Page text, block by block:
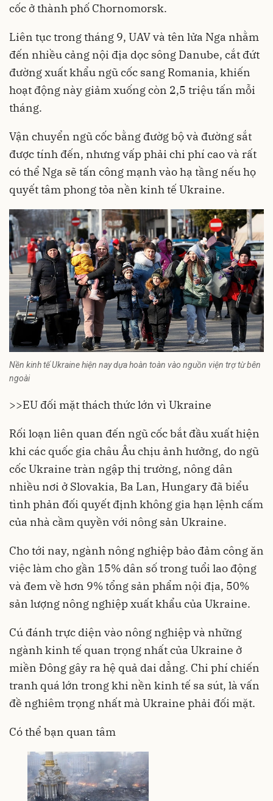
cốc ở thành phố Chornomorsk.
Liên tục trong tháng 9, UAV và tên lửa Nga nhằm
đến nhiều cảng nội địa dọc sông Danube, cắt đứt
đường xuất khẩu ngũ cốc sang Romania, khiến
hoạt động này giảm xuống còn 2,5 triệu tấn mỗi
tháng.
Vận chuyển ngũ cốc bằng đườg bộ và đường sắt
được tính đến, nhưng vấp phải chi phí cao và rất
có thể Nga sẽ tấn công mạnh vào hạ tầng nếu họ
quyết tâm phong tỏa nền kinh tế Ukraine.
Nền kinh tế Ukraine hiện nay dựa hoàn toàn vào nguồn viện trợ từ bên
ngoài
>>EU đối mặt thách thức lớn vì Ukraine
Rối loạn liên quan đến ngũ cốc bắt đầu xuất hiện
khi các quốc gia châu Âu chịu ảnh hưởng, do ngũ
cốc Ukraine tràn ngập thị trường, nông dân
nhiều nơi ở Slovakia, Ba Lan, Hungary đã biểu
tình phản đối quyết định không gia hạn lệnh cấm
của nhà cầm quyền với nông sản Ukraine.
Cho tới nay, ngành nông nghiệp bảo đảm công ăn
việc làm cho gần 15% dân số trong tuổi lao động
và đem về hơn 9% tổng sản phẩm nội địa, 50%
sản lượng nông nghiệp xuất khẩu của Ukraine.
Cú đánh trực diện vào nông nghiệp và những
ngành kinh tế quan trọng nhất của Ukraine ở
miền Đông gây ra hệ quả dai dẳng. Chi phí chiến
tranh quá lớn trong khi nền kinh tế sa sút, là vấn
đề nghiêm trọng nhất mà Ukraine phải đối mặt.
Có thể bạn quan tâm